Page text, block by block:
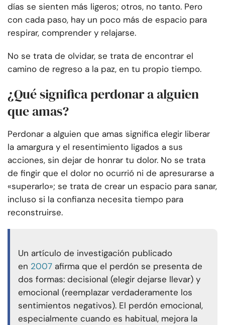
días se sienten más ligeros; otros, no tanto. Pero
con cada paso, hay un poco más de espacio para
respirar, comprender y relajarse.
No se trata de olvidar, se trata de encontrar el
camino de regreso a la paz, en tu propio tiempo.
¿Qué significa perdonar a alguien
que amas?
Perdonar a alguien que amas significa elegir liberar
la amargura y el resentimiento ligados a sus
acciones, sin dejar de honrar tu dolor. No se trata
de fingir que el dolor no ocurrió ni de apresurarse a
«superarlo»; se trata de crear un espacio para sanar,
incluso si la confianza necesita tiempo para
reconstruirse.
Un artículo de investigación publicado
en 2007 afirma que el perdón se presenta de
dos formas: decisional (elegir dejarse llevar) y
emocional (reemplazar verdaderamente los
sentimientos negativos). El perdón emocional,
especialmente cuando es habitual, mejora la